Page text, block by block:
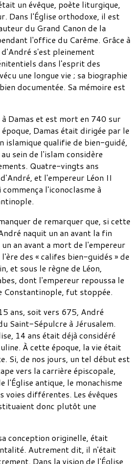
un évêque, poète liturgique,
Dans l'Église orthodoxe, il est
du Grand Canon de la
l'office du Carême. Grâce à
s'est pleinement
dans l'esprit des
une longue vie ; sa biographie
documentée. Sa mémoire est
Damas et est mort en 740 sur
Damas était dirigée par le
islamique qualifie de bien-guidé,
sein de l'islam considère
Quatre-vingts ans
et l'empereur Léon II
l'iconoclasme à
de remarquer que, si cette
naquit un an avant la fin
an avant a mort de l'empereur
des « califes bien-guidés » de
et sous le règne de Léon,
dont l'empereur repoussa le
Constantinople, fut stoppée.
ans, soit vers 675, André
Saint-Sépulcre à Jérusalem.
14 ans était déjà considéré
À cette époque, la vie était
Si, de nos jours, un tel début est
vers la carrière épiscopale,
l'Église antique, le monachisme
différentes. Les évêques
donc plutôt une
conception originelle, était
Autrement dit, il n'était
Dans la vision de l'Église